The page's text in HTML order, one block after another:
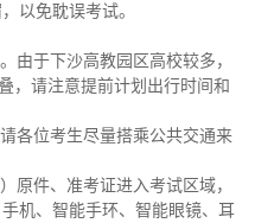
以免耽误考试。
由于下沙高教园区高校较多，
，请注意提前计划出行时间和
各位考生尽量搭乘公共交通来
原件、准考证进入考试区域，
机、智能手环、智能眼镜、耳